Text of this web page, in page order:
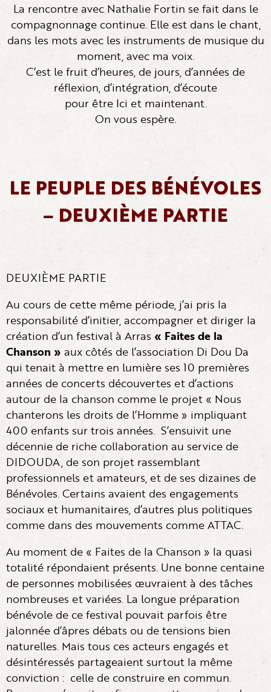
La rencontre avec Nathalie Fortin se fait dans le
compagnonnage continue. Elle est dans le chant,
dans les mots avec les instruments de musique du
moment, avec ma voix.
C’est le fruit d’heures, de jours, d’années de
réflexion, d’intégration, d’écoute
pour être Ici et maintenant.
On vous espère.
LE PEUPLE DES BÉNÉVOLES
– DEUXIÈME PARTIE
DEUXIÈME PARTIE
Au cours de cette même période, j’ai pris la
responsabilité d’initier, accompagner et diriger la
création d’un festival à Arras « Faites de la
Chanson » aux côtés de l’association Di Dou Da
qui tenait à mettre en lumière ses 10 premières
années de concerts découvertes et d’actions
autour de la chanson comme le projet « Nous
chanterons les droits de l’Homme » impliquant
400 enfants sur trois années. S’ensuivit une
décennie de riche collaboration au service de
DIDOUDA, de son projet rassemblant
professionnels et amateurs, et de ses dizaines de
Bénévoles. Certains avaient des engagements
sociaux et humanitaires, d’autres plus politiques
comme dans des mouvements comme ATTAC.
Au moment de « Faites de la Chanson » la quasi
totalité répondaient présents. Une bonne centaine
de personnes mobilisées œuvraient à des tâches
nombreuses et variées. La longue préparation
bénévole de ce festival pouvait parfois être
jalonnée d’âpres débats ou de tensions bien
naturelles. Mais tous ces acteurs engagés et
désintéressés partageaient surtout la même
conviction : celle de construire en commun.